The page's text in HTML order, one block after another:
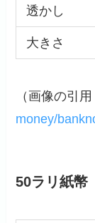
透かし
大きさ
（画像の引用
money/
50ラリ紙幣